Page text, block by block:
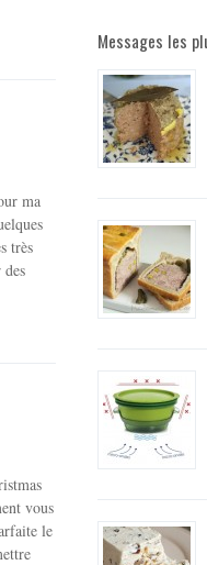
ma
très
vous
le
Messages les